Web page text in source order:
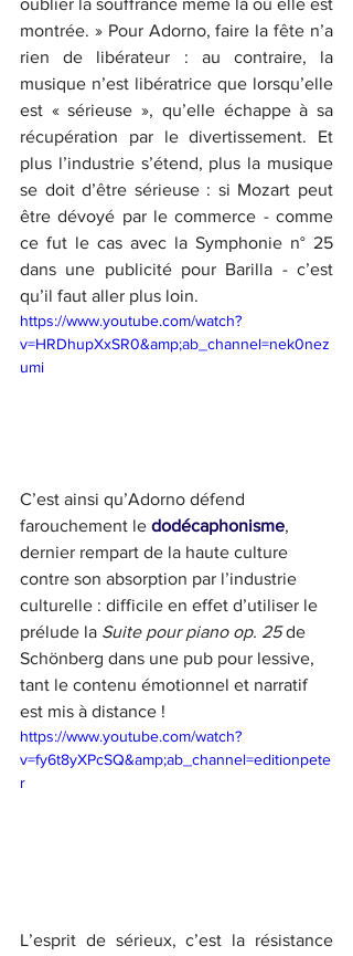
montrée. » Pour Adorno, faire la fête n’a
rien de libérateur : au contraire, la
musique n’est libératrice que lorsqu’elle
est « sérieuse », qu’elle échappe à sa
récupération par le divertissement. Et
plus l’industrie s’étend, plus la musique
se doit d’être sérieuse : si Mozart peut
être dévoyé par le commerce - comme
ce fut le cas avec la Symphonie n° 25
dans une publicité pour Barilla - c’est
qu’il faut aller plus loin.
https://www.youtube.com/watch?
v=HRDhupXxSR0&amp;ab_channel=nek0nez
umi
C’est ainsi qu’Adorno défend
farouchement le dodécaphonisme,
dernier rempart de la haute culture
contre son absorption par l’industrie
culturelle : difficile en effet d’utiliser le
prélude la Suite pour piano op. 25 de
Schönberg dans une pub pour lessive,
tant le contenu émotionnel et narratif
est mis à distance !
https://www.youtube.com/watch?
v=fy6t8yXPcSQ&amp;ab_channel=editionpete
r
L’esprit de sérieux, c’est la résistance